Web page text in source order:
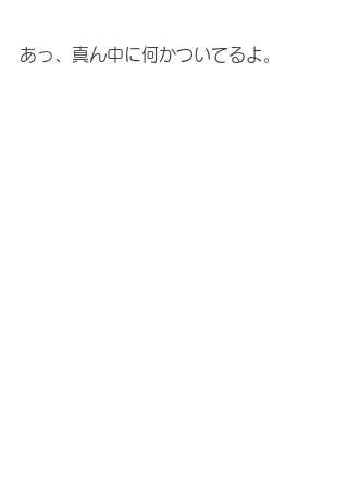
あっ、真ん中に何かついてるよ。